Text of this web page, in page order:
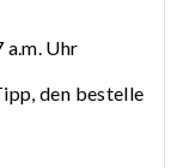
a.m. Uhr
den bestelle